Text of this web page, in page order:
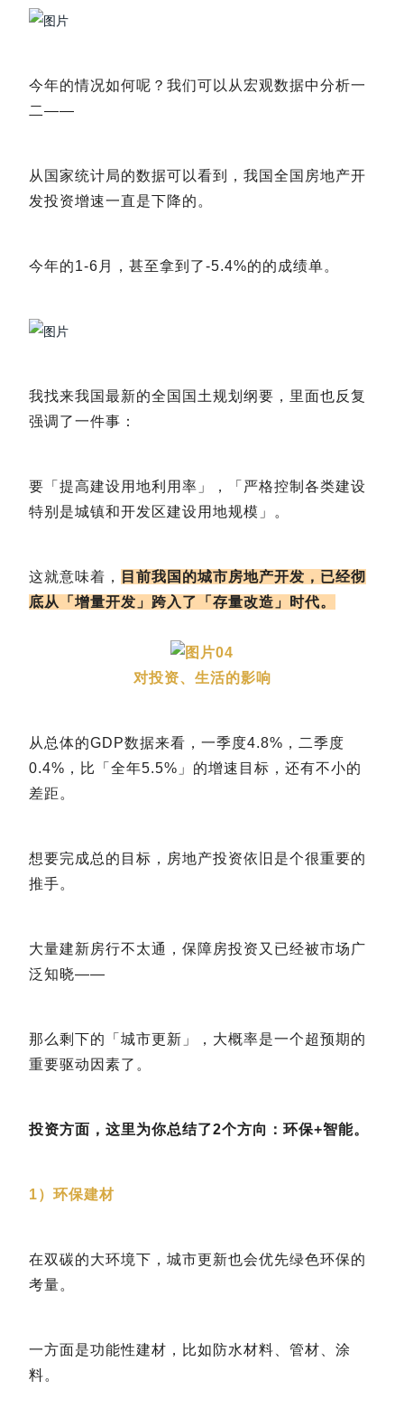
今年的情况如何呢？我们可以从宏观数据中分析一
二——
从国家统计局的数据可以看到，我国全国房地产开
发投资增速一直是下降的。
今年的1-6月，甚至拿到了-5.4%的的成绩单。
我找来我国最新的全国国土规划纲要，里面也反复
强调了一件事：
要「提高建设用地利用率」，「严格控制各类建设
特别是城镇和开发区建设用地规模」。
这就意味着，
目前我国的城市房地产开发，已经彻
底从「增量开发」跨入了「存量改造」时代。
04
对投资、生活的影响
从总体的GDP数据来看，一季度4.8%，二季度
0.4%，比「全年5.5%」的增速目标，还有不小的
差距。
想要完成总的目标，房地产投资依旧是个很重要的
推手。
大量建新房行不太通，保障房投资又已经被市场广
泛知晓——
那么剩下的「城市更新」，大概率是一个超预期的
重要驱动因素了。
投资方面，这里为你总结了2个方向：环保+智能。
1）环保建材
在双碳的大环境下，城市更新也会优先绿色环保的
考量。
一方面是功能性建材，比如防水材料、管材、涂
料。